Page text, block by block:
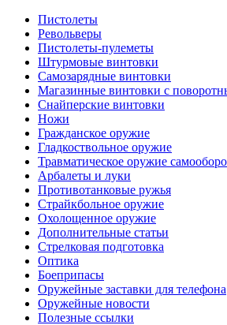
Пистолеты
Револьверы
Пистолеты-пулеметы
Штурмовые винтовки
Самозарядные винтовки
Магазинные винтовки с
Снайперские винтовки
Ножи
Гражданское оружие
Гладкоствольное оружие
Травматическое оружие
Арбалеты и луки
Противотанковые ружья
Страйкбольное оружие
Охолощенное оружие
Дополнительные статьи
Стрелковая подготовка
Оптика
Боеприпасы
Оружейные заставки для телефона
Оружейные новости
Полезные ссылки